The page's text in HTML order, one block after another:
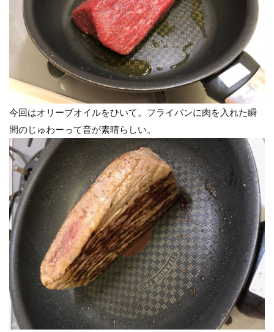
今回はオリーブオイルをひいて。フライパンに肉を入れた瞬
間のじゅわーって音が素晴らしい。